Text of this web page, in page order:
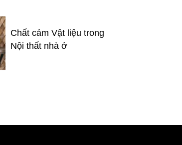
Chất cảm Vật liệu trong
Nội thất nhà ở